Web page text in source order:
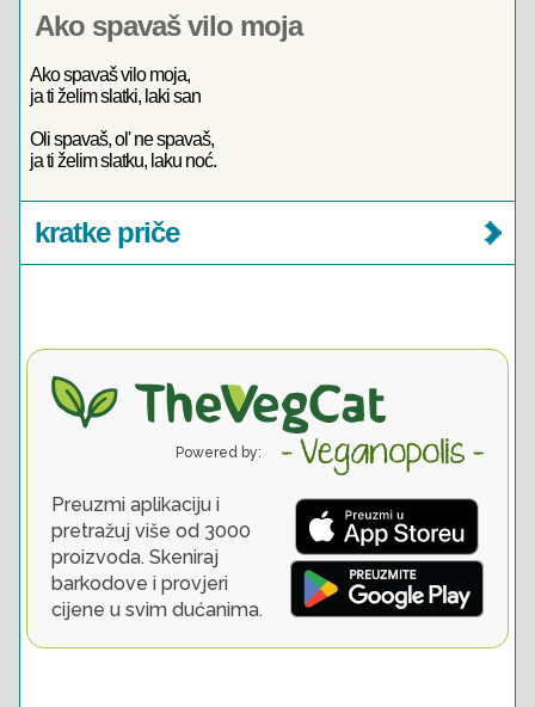
Ako spavaš vilo moja
Ako spavaš vilo moja,
ja ti želim slatki, laki san
Oli spavaš, ol' ne spavaš,
ja ti želim slatku, laku noć.
kratke priče